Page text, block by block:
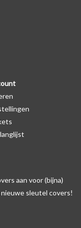
met het
aan voor (bijna)
sleutel covers!